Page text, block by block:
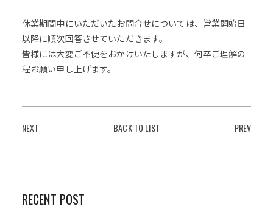
休業期間中にいただいたお問合せについては、営業開始日
以降に順次回答させていただきます。
皆様には大変ご不便をおかけいたしますが、何卒ご理解の
程お願い申し上げます。
PREV
BACK TO LIST
NEXT
RECENT POST